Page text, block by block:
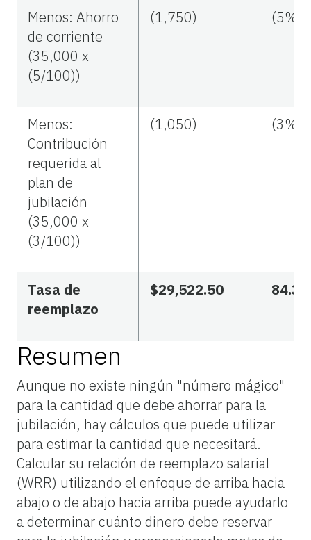
Menos: Ahorro
de corriente
(35,000 x
(5/100))
(1,750) (5%)
Menos:
Contribución
requerida al
plan de
jubilación
(35,000 x
(3/100))
(1,050) (3%)
Tasa de
reemplazo
$29,522.50
Resumen
Aunque no existe ningún "número mágico"
para la cantidad que debe ahorrar para la
jubilación, hay cálculos que puede utilizar
para estimar la cantidad que necesitará.
Calcular su relación de reemplazo salarial
(WRR) utilizando el enfoque de arriba hacia
abajo o de abajo hacia arriba puede ayudarlo
a determinar cuánto dinero debe reservar